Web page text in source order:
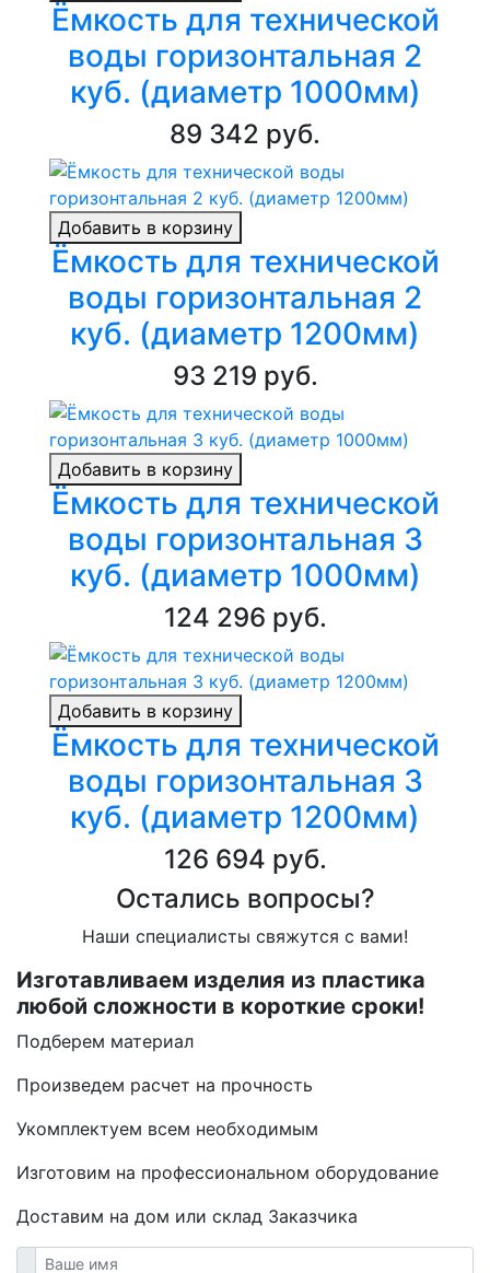
Ёмкость для технической
воды горизонтальная 2
куб. (диаметр 1000мм)
89 342 руб.
Добавить в корзину
Ёмкость для технической
воды горизонтальная 2
куб. (диаметр 1200мм)
93 219 руб.
Добавить в корзину
Ёмкость для технической
воды горизонтальная 3
куб. (диаметр 1000мм)
124 296 руб.
Добавить в корзину
Ёмкость для технической
воды горизонтальная 3
куб. (диаметр 1200мм)
126 694 руб.
Остались вопросы?
Наши специалисты свяжутся с вами!
Изготавливаем изделия из пластика
любой сложности в короткие сроки!
Подберем материал
Произведем расчет на прочность
Укомплектуем всем необходимым
Изготовим на профессиональном оборудование
Доставим на дом или склад Заказчика